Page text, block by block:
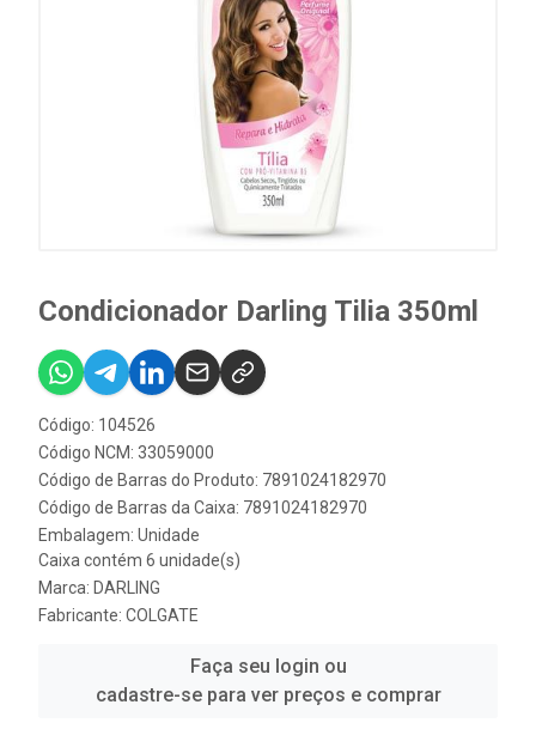
Condicionador Darling Tilia 350ml
Código: 104526
Código NCM: 33059000
Código de Barras do Produto: 7891024182970
Código de Barras da Caixa: 7891024182970
Embalagem: Unidade
Caixa contém 6 unidade(s)
Marca: DARLING
Fabricante: COLGATE
Faça seu login ou
cadastre-se para ver preços e comprar